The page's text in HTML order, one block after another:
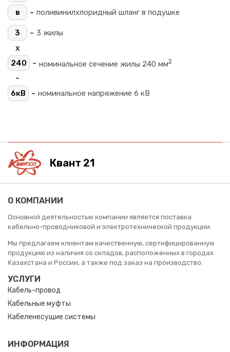
в
- поливинилхлоридный шланг в подушке
3 - 3 жилы
х
240 - номинальное сечение жилы 240 мм2
-
6кВ - номинальное напряжение 6 кВ
Квант 21
О КОМПАНИИ
Основной деятельностью компании является поставка
кабельно-проводниковой и электротехнической продукции.
Мы предлагаем клиентам качественную, сертифицированную
продукцию из наличия со складов, расположенных в городах
Казахстана и России, а также под заказ на производство.
УСЛУГИ
Кабель-провод
Кабельные муфты
Кабеленесущие системы
ИНФОРМАЦИЯ